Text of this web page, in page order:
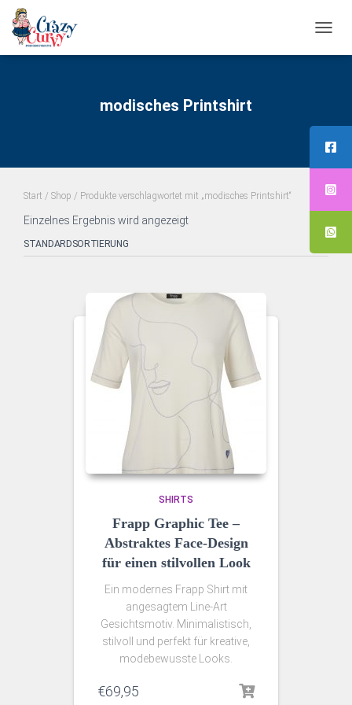
modisches Printshirt
Start / Shop / Produkte verschlagwortet mit „modisches Printshirt“
Einzelnes Ergebnis wird angezeigt
SHIRTS
Frapp Graphic Tee –
Abstraktes Face-Design
für einen stilvollen Look
Ein modernes Frapp Shirt mit
angesagtem Line-Art
Gesichtsmotiv. Minimalistisch,
stilvoll und perfekt für kreative,
modebewusste Looks.
€69,95